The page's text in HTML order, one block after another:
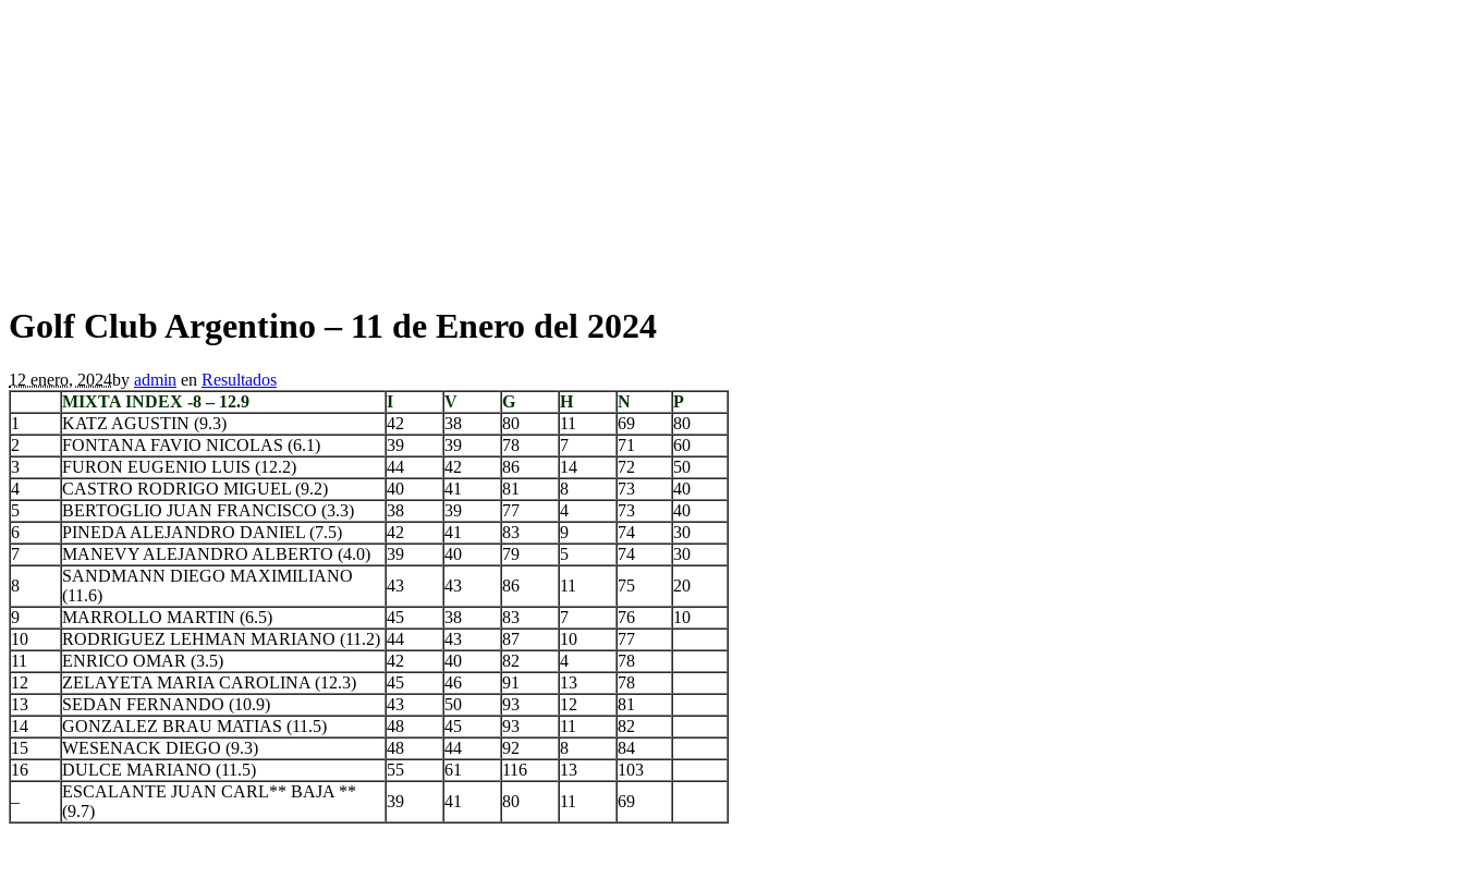
Golf Club Argentino – 11 de Enero del 2024
12 enero, 2024by admin en Resultados
MIXTA INDEX -8 – 12.9
I V G H N
P
1
KATZ AGUSTIN (9.3) 42 38 80 11 69
80
2
FONTANA FAVIO NICOLAS (6.1) 39 39 78 7 71
60
3
FURON EUGENIO LUIS (12.2) 44 42 86 14 72
50
4
CASTRO RODRIGO MIGUEL (9.2) 40 41 81 8 73
40
5
BERTOGLIO JUAN FRANCISCO (3.3) 38 39 77 4 73
40
6
PINEDA ALEJANDRO DANIEL (7.5) 42 41 83 9 74
30
7
MANEVY ALEJANDRO ALBERTO (4.0) 39 40 79 5 74
30
8
SANDMANN DIEGO MAXIMILIANO
(11.6)
43 43 86 11 75
20
9
MARROLLO MARTIN (6.5) 45 38 83 7 76
10
10
RODRIGUEZ LEHMAN MARIANO (11.2) 44 43 87 10
77
11
ENRICO OMAR (3.5) 42 40 82 4
78
12
ZELAYETA MARIA CAROLINA (12.3) 45 46 91 13
78
13
SEDAN FERNANDO (10.9) 43 50 93 12
81
14
GONZALEZ BRAU MATIAS (11.5) 48 45 93 11
82
15
WESENACK DIEGO (9.3) 48 44 92 8
84
16
DULCE MARIANO (11.5) 55 61 116 13
103
–
ESCALANTE JUAN CARL** BAJA **
(9.7)
39 41 80 11 69